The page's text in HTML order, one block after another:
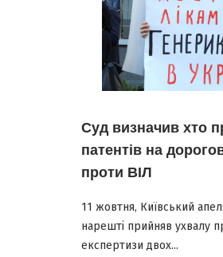
Суд визначив хто
патентів на
проти ВІЛ
11 жовтня, Київський
нарешті прийняв ухвалу
експертизи двох...